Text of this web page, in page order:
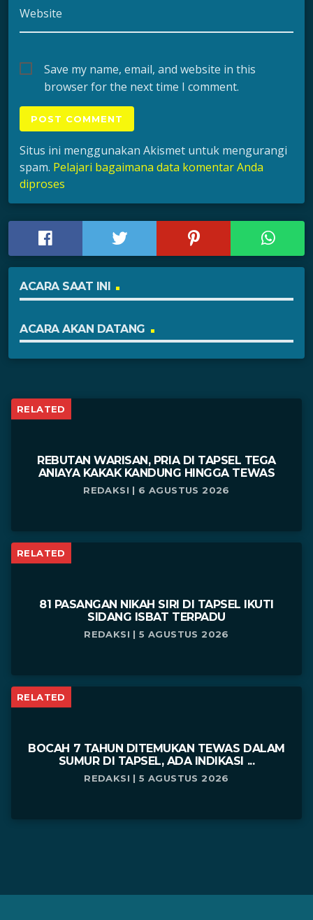
Website
Save my name, email, and website in this
browser for the next time I comment.
Situs ini menggunakan Akismet untuk mengurangi
spam. Pelajari bagaimana data komentar Anda
diproses
ACARA SAAT INI
ACARA AKAN DATANG
RELATED
REBUTAN WARISAN, PRIA DI TAPSEL TEGA
ANIAYA KAKAK KANDUNG HINGGA TEWAS
REDAKSI | 6 AGUSTUS 2026
RELATED
81 PASANGAN NIKAH SIRI DI TAPSEL IKUTI
SIDANG ISBAT TERPADU
REDAKSI | 5 AGUSTUS 2026
RELATED
BOCAH 7 TAHUN DITEMUKAN TEWAS DALAM
SUMUR DI TAPSEL, ADA INDIKASI ...
REDAKSI | 5 AGUSTUS 2026